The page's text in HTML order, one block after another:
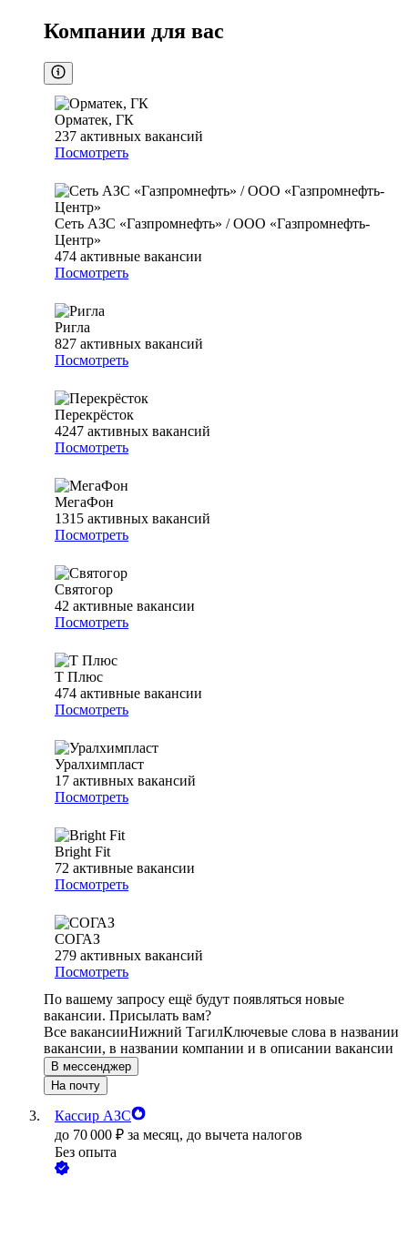
Компании для вас
Орматек, ГК
237 активных вакансий
Посмотреть
Сеть АЗС «Газпромнефть» / ООО «Газпромнефть-
Центр»
474 активные вакансии
Посмотреть
Ригла
827 активных вакансий
Посмотреть
Перекрёсток
4247 активных вакансий
Посмотреть
МегаФон
1315 активных вакансий
Посмотреть
Святогор
42 активные вакансии
Посмотреть
Т Плюс
474 активные вакансии
Посмотреть
Уралхимпласт
17 активных вакансий
Посмотреть
Bright Fit
72 активные вакансии
Посмотреть
СОГАЗ
279 активных вакансий
Посмотреть
По вашему запросу ещё будут появляться новые
вакансии. Присылать вам?
Все вакансииНижний ТагилКлючевые слова в названии
вакансии, в названии компании и в описании вакансии
В мессенджер
На почту
Кассир АЗС
до 70 000 ₽ за месяц, до вычета налогов
Без опыта